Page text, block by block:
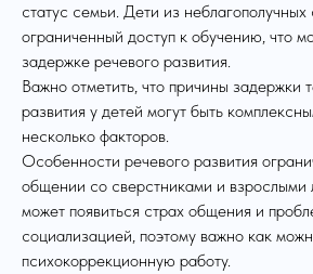
статус семьи. Дети из
ограниченный доступ к обучению, что
задержке речевого развития.
Важно отметить, что причины задержки
развития у детей могут быть
несколько факторов.
Особенности речевого развития
общении со сверстниками и
может появиться страх общения и
социализацией, поэтому важно как
психокоррекционную работу.